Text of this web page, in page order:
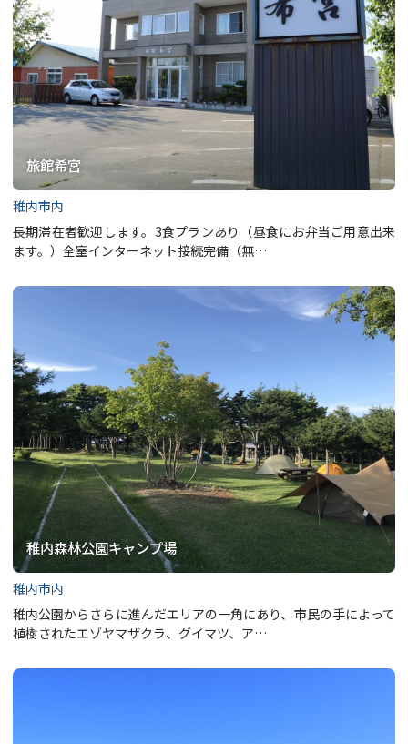
旅館希宮
稚内市内
長期滞在者歓迎します。3食プランあり（昼食にお弁当ご用意出来
ます。）全室インターネット接続完備（無…
稚内森林公園キャンプ場
稚内市内
稚内公園からさらに進んだエリアの一角にあり、市民の手によって
植樹されたエゾヤマザクラ、グイマツ、ア…